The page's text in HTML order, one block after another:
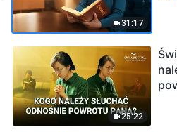
31:17
25:22